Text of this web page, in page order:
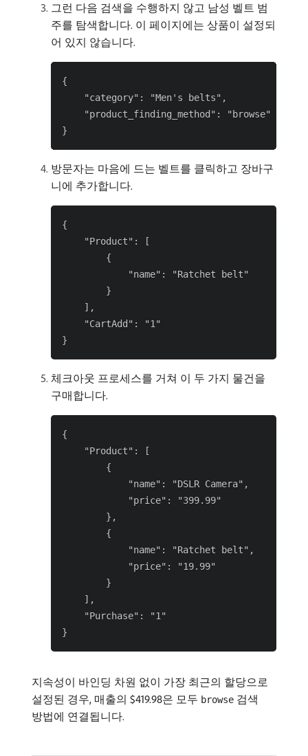
그런 다음 검색을 수행하지 않고 남성 벨트 범
주를 탐색합니다. 이 페이지에는 상품이 설정되
어 있지 않습니다.
{
    "category": "Men's belts",
    "product_finding_method": "browse"
방문자는 마음에 드는 벨트를 클릭하고 장바구
니에 추가합니다.
{
    "Product": [
        {
            "name": "Ratchet belt"
        }
    ],
    "CartAdd": "1"
체크아웃 프로세스를 거쳐 이 두 가지 물건을
구매합니다.
{
    "Product": [
        {
            "name": "DSLR Camera",
            "price": "399.99"
        },
        {
            "name": "Ratchet belt",
            "price": "19.99"
        }
    ],
    "Purchase": "1"
지속성이 바인딩 차원 없이 가장 최근의 할당으로
설정된 경우, 매출의 $419.98은 모두 browse 검색
방법에 연결됩니다.